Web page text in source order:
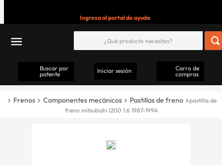
Ingresa al portal de ayuda
Buscar por
patente
Iniciar sesión
Carro de
compras
Frenos Componentes mecánicos Pastillas de freno
pastilla de
freno mitsubishi l200 1.6 1987-1994